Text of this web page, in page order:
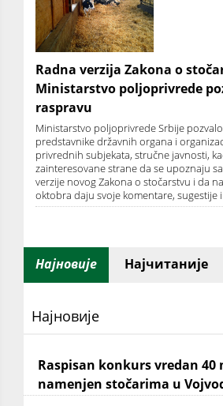
Radna verzija Zakona o
Ministarstvo poljoprivrede
raspravu
Ministarstvo poljoprivrede Srbije
predstavnike državnih organa i
privrednih subjekata, stručne javnosti,
zainteresovane strane da se upoznaju
verzije novog Zakona o stočarstvu i da
oktobra daju svoje komentare, sugestije
Најновије Најчитаније
Најновије
Raspisan konkurs vredan 40
namenjen stočarima u